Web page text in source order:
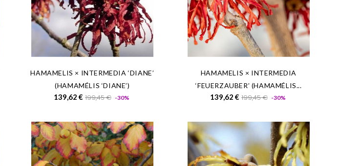
HAMAMELIS × INTERMEDIA ‘DIANE’
(HAMAMÉLIS ‘DIANE’)
139,62 € Prix
199,45 € -30%
HAMAMELIS × INTERMEDIA
‘FEUERZAUBER’ (HAMAMÉLIS...
139,62 € Prix
199,45 € -30%